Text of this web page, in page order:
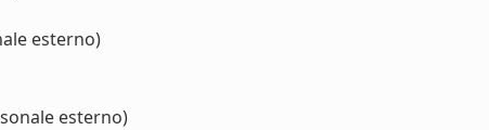
esterno)
esterno)